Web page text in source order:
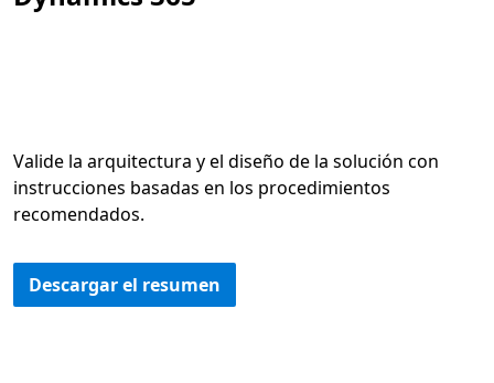
Valide la arquitectura y el diseño de la solución con
instrucciones basadas en los procedimientos
recomendados.
Descargar el resumen